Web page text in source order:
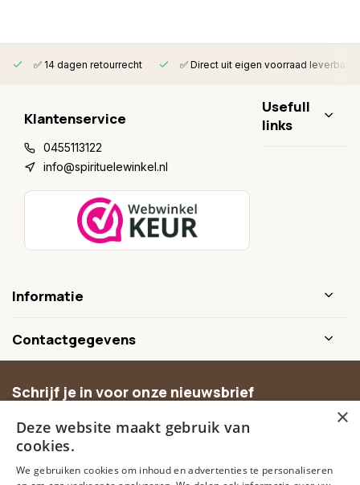
✅ 14 dagen retourrecht ✅ Direct uit eigen voorraad leverbaar
Klantenservice
0455113122
info@spirituelewinkel.nl
Usefull
links
Informatie
Contactgegevens
Schrijf je in voor onze nieuwsbrief
aanbiedingen.
Abonneer
×
Deze website maakt gebruik van
cookies.
We gebruiken cookies om inhoud en advertenties te personaliseren